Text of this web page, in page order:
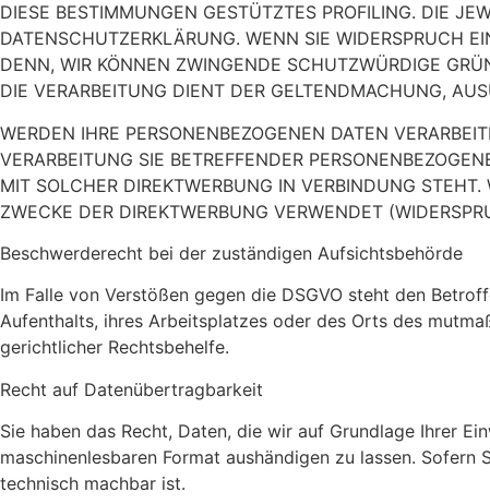
DIESE BESTIMMUNGEN GESTÜTZTES PROFILING. DIE
DATENSCHUTZERKLÄRUNG. WENN SIE WIDERSPRUCH
DENN, WIR KÖNNEN ZWINGENDE SCHUTZWÜRDIGE
DIE VERARBEITUNG DIENT DER GELTENDMACHUNG,
WERDEN IHRE PERSONENBEZOGENEN DATEN
VERARBEITUNG SIE BETREFFENDER
MIT SOLCHER DIREKTWERBUNG IN VERBINDUNG
ZWECKE DER DIREKTWERBUNG VERWENDET
Beschwerde­recht bei der zuständigen Aufsichts­behörde
Im Falle von Verstößen gegen die DSGVO steht den
Aufenthalts, ihres Arbeitsplatzes oder des Orts des
gerichtlicher Rechtsbehelfe.
Recht auf Daten­übertrag­barkeit
Sie haben das Recht, Daten, die wir auf Grundlage Ihrer
maschinenlesbaren Format aushändigen zu lassen.
technisch machbar ist.